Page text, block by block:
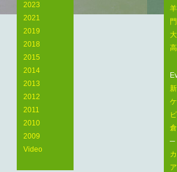
─
2023
2021
2019
2018
2015
2014
2013
2012
2011
2010
2009
Video